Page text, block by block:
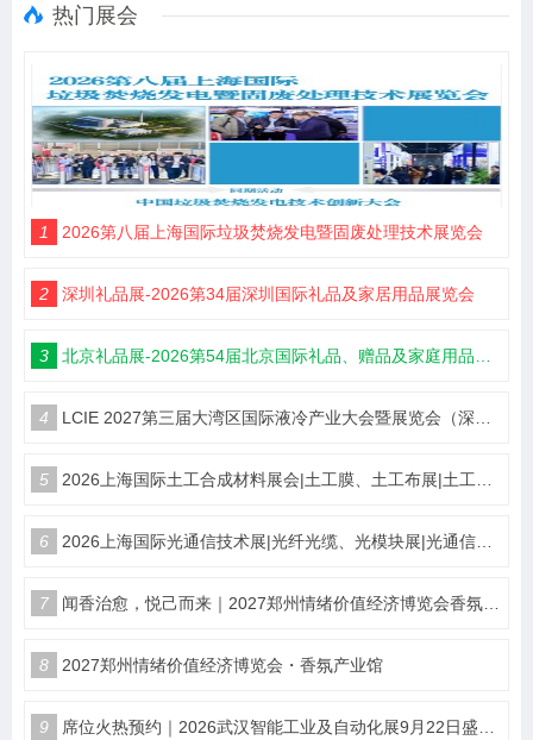
热门展会
1 2026第八届上海国际垃圾焚烧发电暨固废处理技术展览会
2 深圳礼品展-2026第34届深圳国际礼品及家居用品展览会
3 北京礼品展-2026第54届北京国际礼品、赠品及家庭用品展览会
4 LCIE 2027第三届大湾区国际液冷产业大会暨展览会（深圳）
5 2026上海国际土工合成材料展会|土工膜、土工布展|土工合成材料仪器、设备展览会
6 2026上海国际光通信技术展|光纤光缆、光模块展|光通信设备展览会
7 闻香治愈，悦己而来｜2027郑州情绪价值经济博览会香氛产业馆
8 2027郑州情绪价值经济博览会・香氛产业馆
9 席位火热预约｜2026武汉智能工业及自动化展9月22日盛大开幕